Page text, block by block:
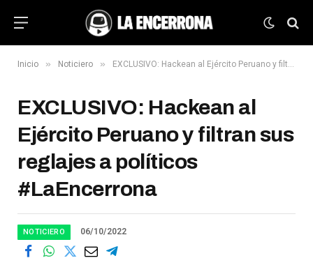
Inicio » Noticiero » EXCLUSIVO: Hackean al Ejército Peruano y filtran sus reglajes a políticos #LaEncerrona
EXCLUSIVO: Hackean al
Ejército Peruano y filtran sus
reglajes a políticos
#LaEncerrona
NOTICIERO 06/10/2022